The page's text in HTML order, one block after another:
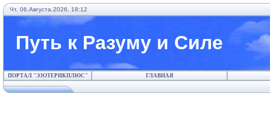
Чт, 06.Августа.2026, 18:12
Путь к Разуму и Силе
ПОРТАЛ "ЭЗОТЕРИКПЛЮС" ГЛАВНАЯ